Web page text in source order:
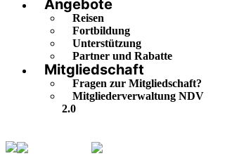
Angebote
Reisen
Fortbildung
Unterstützung
Partner und Rabatte
Mitgliedschaft
Fragen zur Mitgliedschaft?
Mitgliederverwaltung NDV
2.0